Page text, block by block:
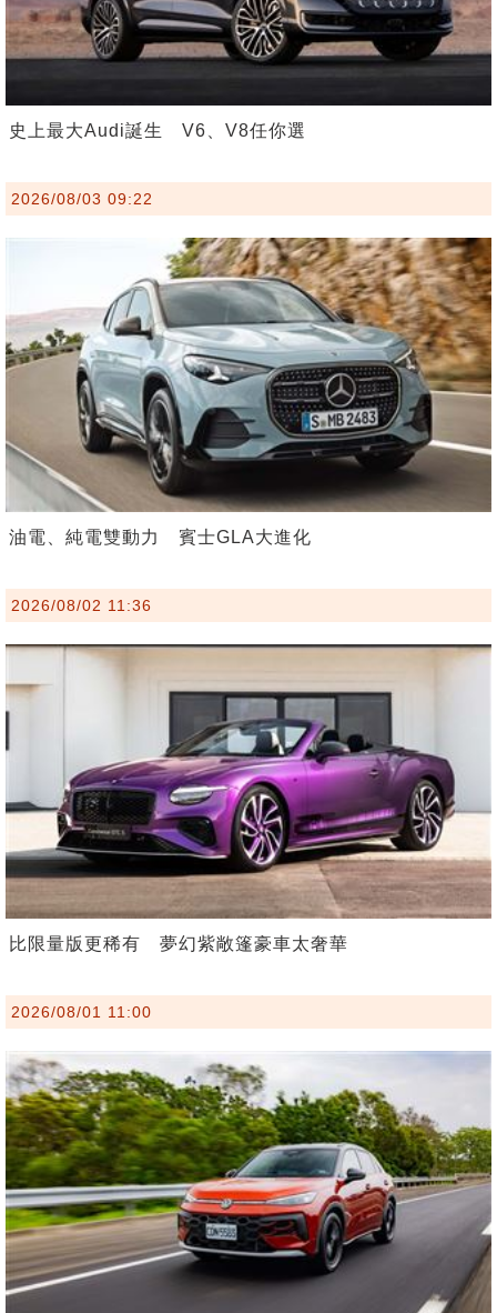
史上最大Audi誕生 V6、V8任你選
2026/08/03 09:22
油電、純電雙動力 賓士GLA大進化
2026/08/02 11:36
比限量版更稀有 夢幻紫敞篷豪車太奢華
2026/08/01 11:00